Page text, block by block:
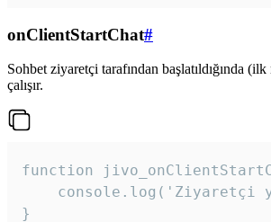
onClientStartChat#
Sohbet ziyaretçi tarafından başlatıldığında (ilk
çalışır.
function
console.log('Ziyaretçi
}